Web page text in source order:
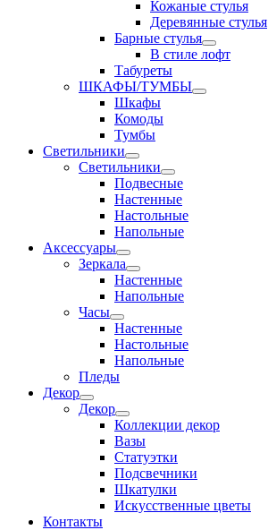
Кожаные стулья
Деревянные стулья
Барные стулья
В стиле лофт
Табуреты
ШКАФЫ/ТУМБЫ
Шкафы
Комоды
Тумбы
Светильники
Светильники
Подвесные
Настенные
Настольные
Напольные
Аксессуары
Зеркала
Настенные
Напольные
Часы
Настенные
Настольные
Напольные
Пледы
Декор
Декор
Коллекции декор
Вазы
Статуэтки
Подсвечники
Шкатулки
Искусственные цветы
Контакты